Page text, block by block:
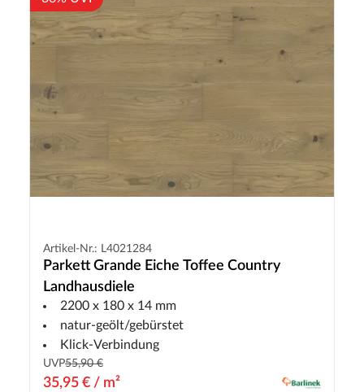
Artikel-Nr.: L4021284
Parkett Grande Eiche Toffee Country
Landhausdiele
2200 x 180 x 14 mm
natur-geölt/gebürstet
Klick-Verbindung
UVP55,90 €
35,95 € / m²